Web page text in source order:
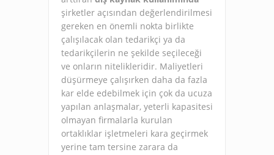
şirketler açısından değerlendirilmesi
gereken en önemli nokta birlikte
çalışılacak olan tedarikçi ya da
tedarikçilerin ne şekilde seçileceği
ve onların nitelikleridir. Maliyetleri
düşürmeye çalışırken daha da fazla
kar elde edebilmek için çok da ucuza
yapılan anlaşmalar, yeterli kapasitesi
olmayan firmalarla kurulan
ortaklıklar işletmeleri kara geçirmek
yerine tam tersine zarara da